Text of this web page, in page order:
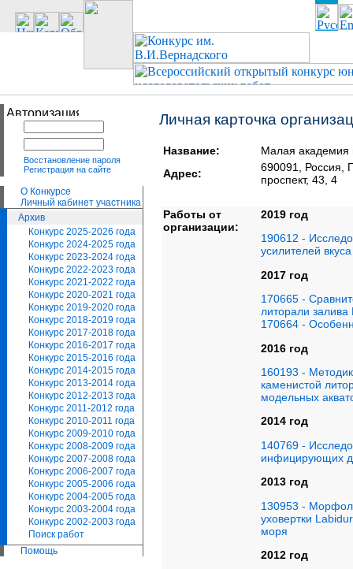
Восстановление пароля
Регистрация на сайте
О Конкурсе
Личный кабинет участника
Архив
Конкурс 2025-2026 года
Конкурс 2024-2025 года
Конкурс 2023-2024 года
Конкурс 2022-2023 года
Конкурс 2021-2022 года
Конкурс 2020-2021 года
Конкурс 2019-2020 года
Конкурс 2018-2019 года
Конкурс 2017-2018 года
Конкурс 2016-2017 года
Конкурс 2015-2016 года
Конкурс 2014-2015 года
Конкурс 2013-2014 года
Конкурс 2012-2013 года
Конкурс 2011-2012 года
Конкурс 2010-2011 года
Конкурс 2009-2010 года
Конкурс 2008-2009 года
Конкурс 2007-2008 года
Конкурс 2006-2007 года
Конкурс 2005-2006 года
Конкурс 2004-2005 года
Конкурс 2003-2004 года
Конкурс 2002-2003 года
Поиск работ
Помощь
Личная карточка
Название:
Малая академия
Адрес:
690091,
проспект, 43, 4
Работы от
организации:
2019 год
190612 -
усилителей вкуса
2017 год
170665 -
литорали
170664 -
2016 год
160193 -
каменистой
модельных
2014 год
140769 -
инфицирующих
2013 год
130953 -
уховертки
моря
2012 год